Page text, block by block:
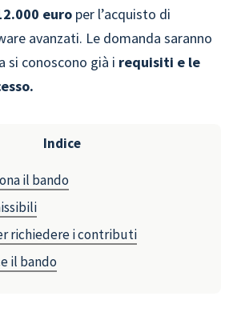
euro per l’acquisto di
avanzati. Le domanda saranno
si conoscono già i requisiti e le
Indice
il bando
richiedere i contributi
il bando